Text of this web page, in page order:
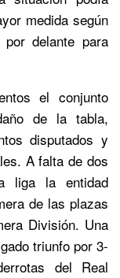
medida según
delante para
el conjunto
de la tabla,
disputados y
A falta de dos
liga la entidad
de las plazas
División. Una
triunfo por 3-
del Real